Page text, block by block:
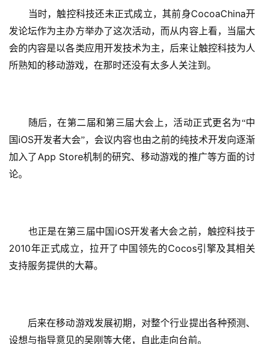
当时，触控科技还未正式成立，其前身CocoaChina开
发论坛作为主办方举办了这次活动，而从内容上看，当届大
会的内容是以各类应用开发技术为主，后来让触控科技为人
所熟知的移动游戏，在那时还没有太多人关注到。
随后，在第二届和第三届大会上，活动正式更名为“中
国 iOS开发者大会”，会议内容也由之前的纯技术开发向逐渐
加入了App Store机制的研究、移动游戏的推广等方面的讨
论。
也正是在第三届中国 iOS开发者大会之前，触控科技于
2010年正式成立，拉开了中国领先的Cocos引擎及其相关
支持服务提供的大幕。
后来在移动游戏发展初期，对整个行业提出各种预测、
设想与指导意见的吴刚等大佬，自此走向台前。